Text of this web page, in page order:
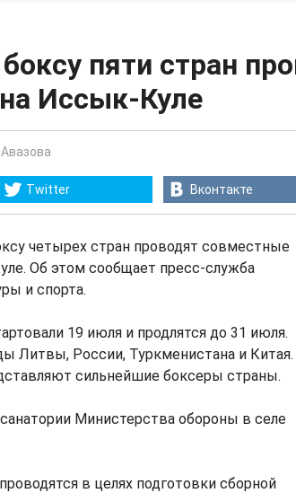
пяти стран
Иссык-Куле
Авазова
Twitter Вконтакте
четырех стран проводят совместные
Об этом сообщает пресс-служба
и спорта.
19 июля и продлятся до 31 июля.
Литвы, России, Туркменистана и Китая.
сильнейшие боксеры страны.
Министерства обороны в селе
в целях подготовки сборной